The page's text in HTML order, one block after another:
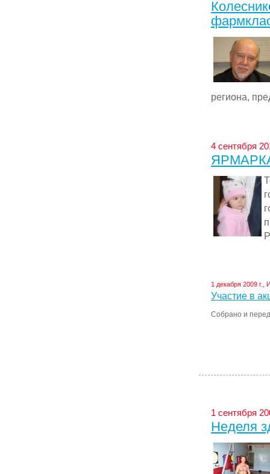
региона,
4 сентября
1 декабря 2009 г.,
Участие в
Собрано и
1 сентября
Неделя